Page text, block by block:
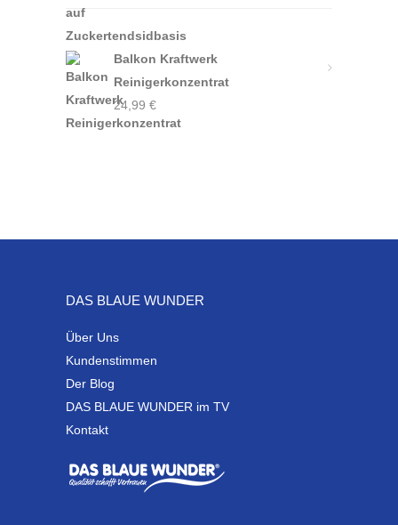
Balkon Kraftwerk
Reinigerkonzentrat
24,99 €
DAS BLAUE WUNDER
Über Uns
Kundenstimmen
Der Blog
DAS BLAUE WUNDER im TV
Kontakt